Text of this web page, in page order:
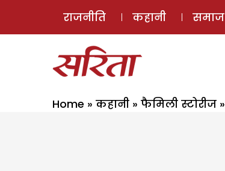
राजनीति कहानी समाज
Home » कहानी » फैमिली स्टोरीज »